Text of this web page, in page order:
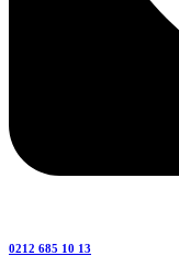
0212 685 10 13